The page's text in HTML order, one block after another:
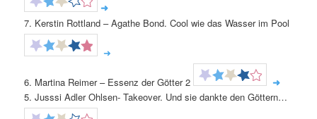
➜
7. Kerstin Rottland – Agathe Bond. Cool wie das Wasser im Pool
➜
6. Martina Reimer – Essenz der Götter 2
➜
5. Jusssi Adler Ohlsen- Takeover. Und sie dankte den Göttern…